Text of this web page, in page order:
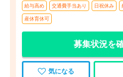
給与高め 交通費手当あり 日祝休み
産休育休可
募集状況を
気になる